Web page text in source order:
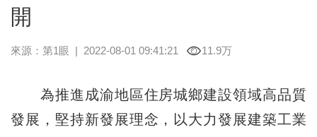
開
來源： 第1眼 | 2022-08-01 09:41:21 11.9万
為推進成渝地區住房城鄉建設領域高品質
發展，堅持新發展理念，以大力發展建築工業